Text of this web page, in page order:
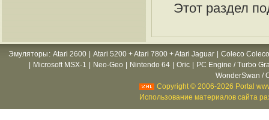
Этот раздел
Эмуляторы : Atari 2600 Atari 5200 + Atari 7800 + Atari Jaguar
Coleco
Microsoft MSX-1 Neo-Geo Nintendo 64 Oric
PC Engine / Turbo
WonderSwan /
Copyright © 2006-2026 Portal
Использование материалов сайта